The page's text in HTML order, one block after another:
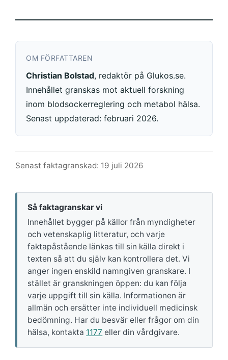
OM FÖRFATTAREN
Christian Bolstad, redaktör på Glukos.se.
Innehållet granskas mot aktuell forskning
inom blodsockerreglering och metabol hälsa.
Senast uppdaterad: februari 2026.
Senast faktagranskad: 19 juli 2026
Så faktagranskar vi
Innehållet bygger på källor från myndigheter
och vetenskaplig litteratur, och varje
faktapåstående länkas till sin källa direkt i
texten så att du själv kan kontrollera det. Vi
anger ingen enskild namngiven granskare. I
stället är granskningen öppen: du kan följa
varje uppgift till sin källa. Informationen är
allmän och ersätter inte individuell medicinsk
bedömning. Har du besvär eller frågor om din
hälsa, kontakta 1177 eller din vårdgivare.